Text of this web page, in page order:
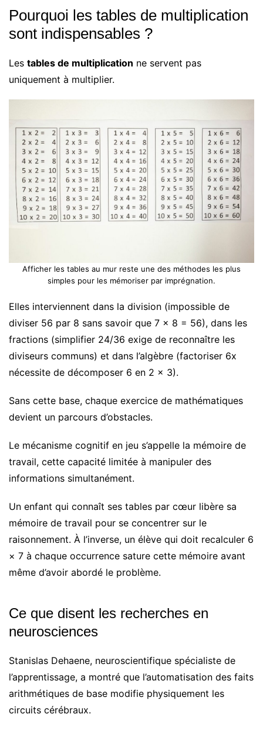
Pourquoi les tables de multiplication
sont indispensables ?
Les tables de multiplication ne servent pas
uniquement à multiplier.
Afficher les tables au mur reste une des méthodes les plus
simples pour les mémoriser par imprégnation.
Elles interviennent dans la division (impossible de
diviser 56 par 8 sans savoir que 7 × 8 = 56), dans les
fractions (simplifier 24/36 exige de reconnaître les
diviseurs communs) et dans l’algèbre (factoriser 6x
nécessite de décomposer 6 en 2 × 3).
Sans cette base, chaque exercice de mathématiques
devient un parcours d’obstacles.
Le mécanisme cognitif en jeu s’appelle la mémoire de
travail, cette capacité limitée à manipuler des
informations simultanément.
Un enfant qui connaît ses tables par cœur libère sa
mémoire de travail pour se concentrer sur le
raisonnement. À l’inverse, un élève qui doit recalculer 6
× 7 à chaque occurrence sature cette mémoire avant
même d’avoir abordé le problème.
Ce que disent les recherches en
neurosciences
Stanislas Dehaene, neuroscientifique spécialiste de
l’apprentissage, a montré que l’automatisation des faits
arithmétiques de base modifie physiquement les
circuits cérébraux.